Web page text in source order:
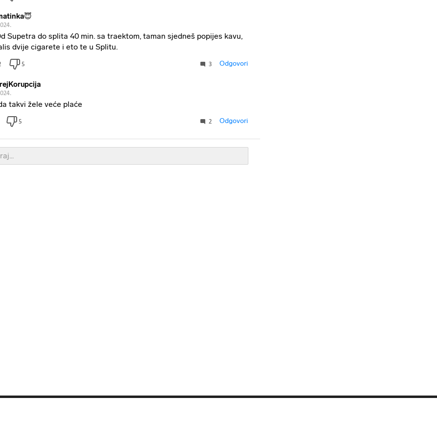
Supetra do splita 40 min. sa traektom, taman sjedneš popijes kavu,
dvije cigarete i eto te u Splitu.
5 3 Odgovori
takvi žele veće plaće
5 2 Odgovori